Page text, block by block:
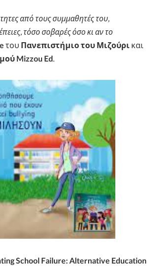
από τους συμμαθητές του,
τόσο σοβαρές όσο κι αν το
του Πανεπιστήμιο του Μιζούρι και
Mizzou Ed.
School Failure: Alternative Education